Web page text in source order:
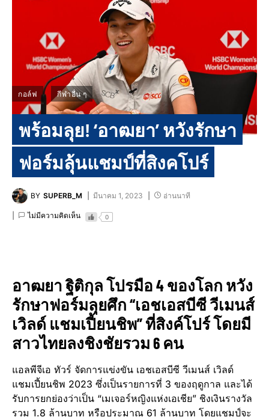
กอล์ฟ กีฬาอื่น ๆ
พร้อมลุย! ‘อาฒยา’ หวังรักษา
ฟอร์มลุ้นแชมป์ที่สิงคโปร์
BY SUPERB_M มีนาคม 1, 2023 อ่านนาที
ไม่มีความคิดเห็น 0
อาฒยา ฐิติกุล โปรมือ 4 ของโลก หวัง
รักษาฟอร์มลุยศึก “เอชเอสบีซี วีเมนส์
เวิลด์ แชมเปี้ยนชิพ” ที่สิงค์โปร์ โดยมี
สาวไทยลงชิงชัยรวม 6 คน
แอลพีจีเอ ทัวร์ จัดการแข่งขัน เอชเอสบีซี วีเมนส์ เวิลด์
แชมเปี้ยนชิพ 2023 ซึ่งเป็นรายการที่ 3 ของฤดูกาล และได้
รับการยกย่องว่าเป็น “เมเจอร์หญิงแห่งเอเชีย” ชิงเงินรางวัล
รวม 1.8 ล้านบาท หรือประมาณ 61 ล้านบาท โดยแชมป์จะ